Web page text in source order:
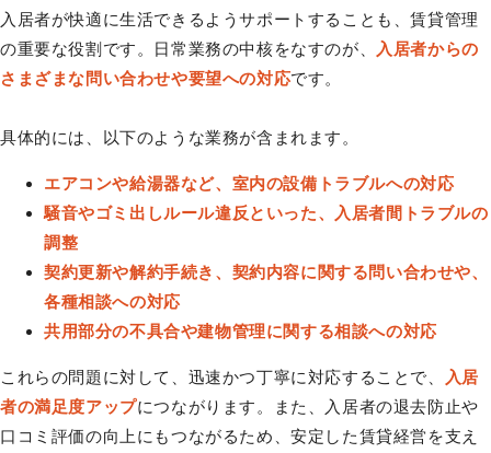
入居者が快適に生活できるようサポートすることも、賃貸管理
の重要な役割です。日常業務の中核をなすのが、
入居者からの
さまざまな問い合わせや要望への対応です。
具体的には、以下のような業務が含まれます。
エアコンや給湯器など、室内の設備トラブルへの対応
騒音やゴミ出しルール違反といった、入居者間トラブルの
調整
契約更新や解約手続き、契約内容に関する問い合わせや、
各種相談への対応
共用部分の不具合や建物管理に関する相談への対応
これらの問題に対して、迅速かつ丁寧に対応することで、
入居
者の満足度アップにつながります。また、入居者の退去防止や
口コミ評価の向上にもつながるため、安定した賃貸経営を支え